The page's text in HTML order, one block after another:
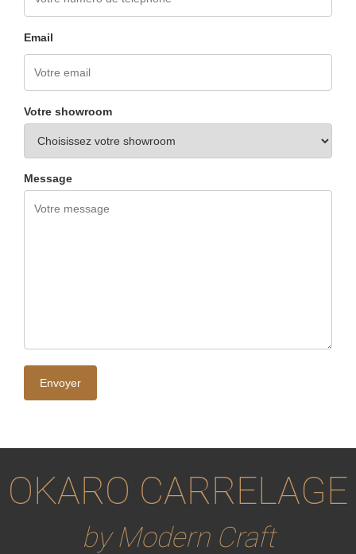
Email
Votre showroom
Message
OKARO CARRELAGE
by Modern Craft